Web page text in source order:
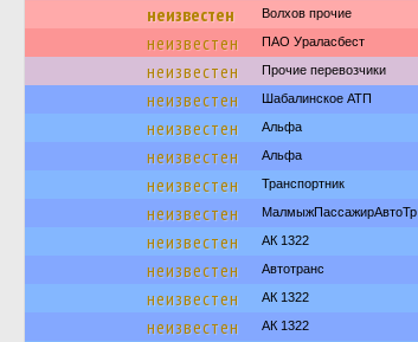
неизвестен Волхов прочие
неизвестен ПАО Ураласбест
неизвестен Прочие перевозчики
неизвестен Шабалинское АТП
неизвестен Альфа
неизвестен Альфа
неизвестен Транспортник
неизвестен МалмыжПассажирАвтоТр
неизвестен АК 1322
неизвестен Автотранс
неизвестен АК 1322
неизвестен АК 1322